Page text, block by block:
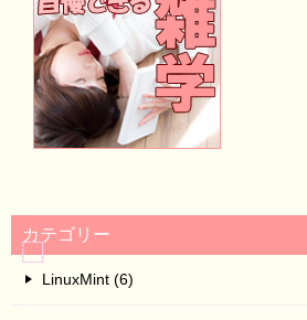
カテゴリー
LinuxMint (6)